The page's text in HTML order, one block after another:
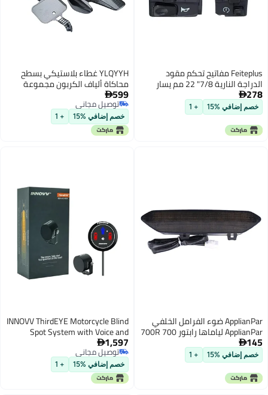
Feiteplus مفاتيح تحكم مقود
الدراجة النارية 7/8" 22 مم يسار
يمين لزر البوق وإشارة الانعطاف
ومصباح الضباب الكهربائي ومصباح
البدء والإيقاف ومصباح التحذير
278
خصم إضافي %15 + 1
YLQYYH غطاء بلاستيكي بسطح
محاكاة ألياف الكربون مجموعة
هيكل الجسم + مقعد رغوي مرتفع
لدراجة CRF50 XR50 بيك ديرت تريل
50-125cc SSR أتميك ثامبستار كايو
بيتيستر دراجة نارية مصغرة
599
توصيل مجاني
توصيل مجاني
خصم إضافي %15 + 1
ApplianPar ضوء الفرامل الخلفي
ApplianPar لياماها رابتور 700 700R
YFZ 450 YFZ450R YXZ1000R
145
خصم إضافي %15 + 1
INNOVV ThirdEYE Motorcycle Blind
Spot System with Voice and
Indicators Alert, Waterproof Moto
Assistant System, Detect Hazards
from Side & Rear Line for
Motorcycle/Bicycle/E-Bike(Watch
Version)
1,597
توصيل مجاني
توصيل مجاني
خصم إضافي %15 + 1